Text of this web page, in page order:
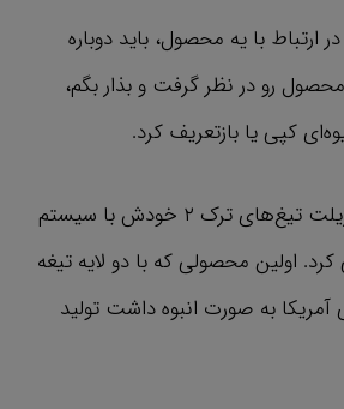
ارتباط با یه محصول، باید دوباره
رو در نظر گرفت و بذار بگم،
کپی یا بازتعریف کرد.
تو سال ۱۹۷۱، کمپانی ژیلت تیغ‌های ترک ۲ خودش با سیستم
کرد. اولین محصولی که با دو لایه تیغه
به صورت انبوه داشت تولید